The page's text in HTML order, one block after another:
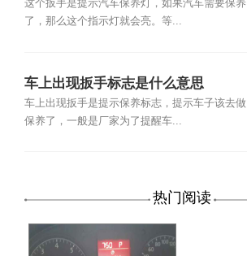
这个扳手是提示汽车保养灯，如果汽车需要保养
了，那么这个指示灯就会亮。等...
车上出现扳手标志是什么意思
车上出现扳手是提示保养标志，提示车子该去做
保养了，一般是厂家为了提醒车...
热门阅读